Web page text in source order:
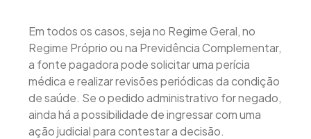
Em todos os casos, seja no Regime Geral, no
Regime Próprio ou na Previdência Complementar,
a fonte pagadora pode solicitar uma perícia
médica e realizar revisões periódicas da condição
de saúde. Se o pedido administrativo for negado,
ainda há a possibilidade de ingressar com uma
ação judicial para contestar a decisão.